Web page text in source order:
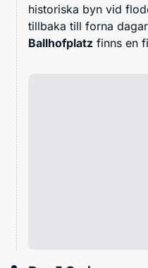
historiska byn vid
tillbaka till forna
Ballhofplatz finns en